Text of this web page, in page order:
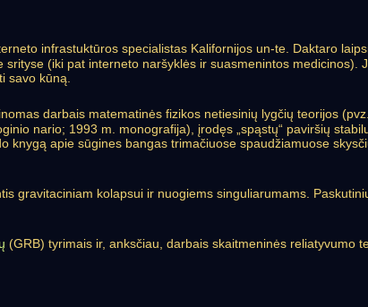
infrastuktūros specialistas Kalifornijos un-te. Daktaro
(iki pat interneto naršyklės ir suasmenintos medicinos).
savo kūną.
darbais matematinės fizikos netiesinių lygčių teorijos
nario; 1993 m. monografija), įrodęs „spąstų“ paviršių
apie sūgines bangas trimačiuose spaudžiamuose
gravitaciniam kolapsui ir nuogiems singuliarumams.
(GRB) tyrimais ir, anksčiau, darbais skaitmeninės reliatyvumo